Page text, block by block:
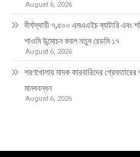
August 6, 2026
দীর্ঘস্থায়ী ৭,৫০০ এমএএইচ ব্যাটারি এবং
শাওমি উন্মোচন করল নতুন রেডমি ১৭
August 6, 2026
শরণখোলায় মাদক কারবারিদের গ্রেফতারের
মানববন্ধন
August 6, 2026